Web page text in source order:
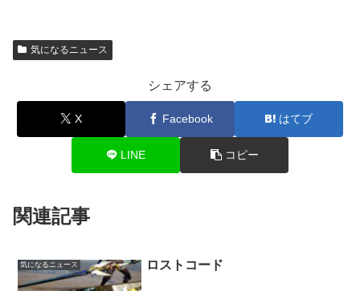
気になるニュース
シェアする
X Facebook はてブ
LINE コピー
関連記事
気になるニュース ロストコード